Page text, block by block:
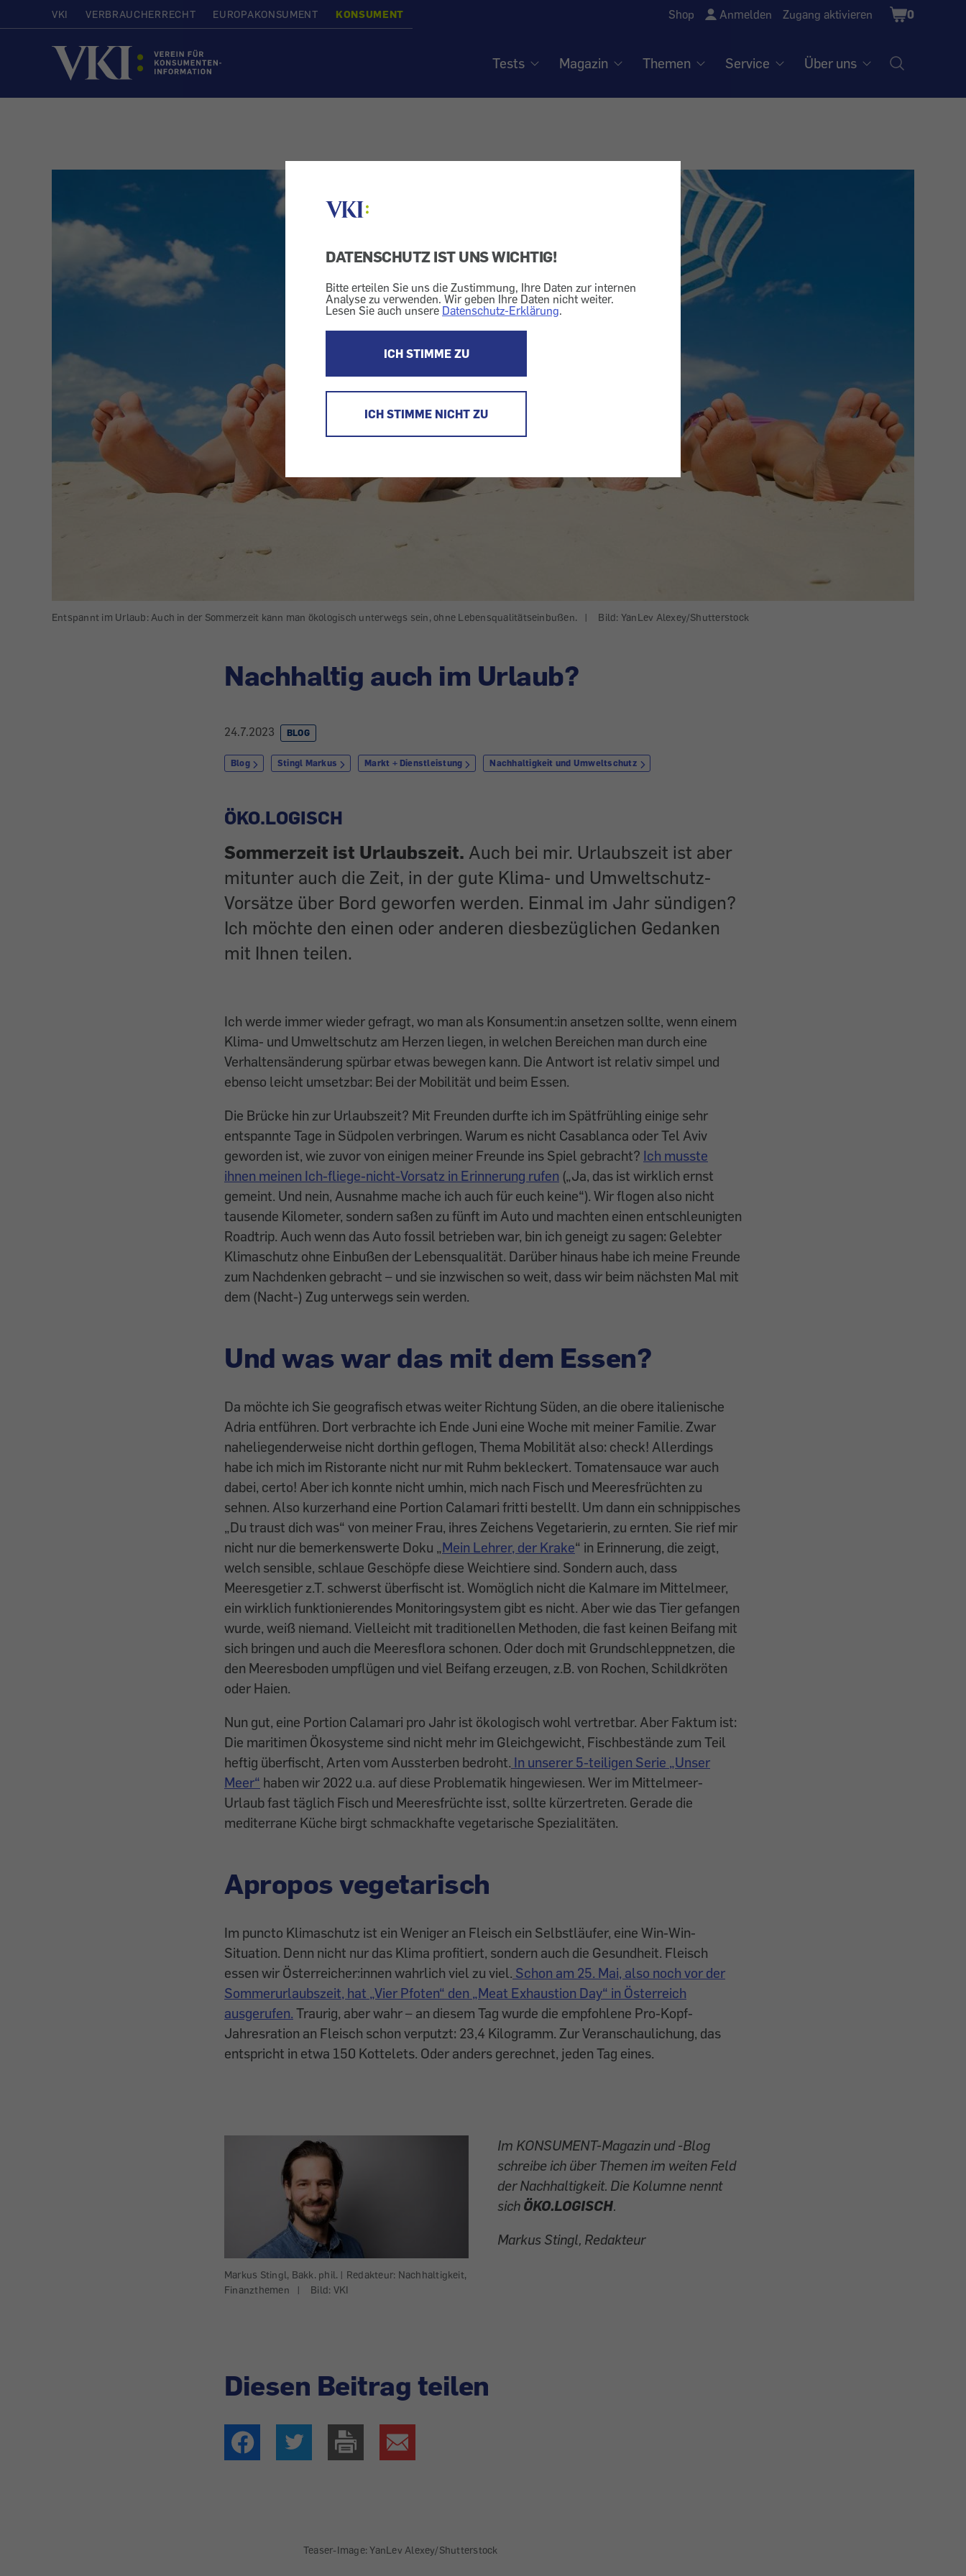
DATENSCHUTZ IST UNS WICHTIG!
Bitte erteilen Sie uns die Zustimmung, Ihre Daten zur internen
Analyse zu verwenden. Wir geben Ihre Daten nicht weiter.
Lesen Sie auch unsere Datenschutz-Erklärung.
ICH STIMME ZU
ICH STIMME NICHT ZU
VKI VERBRAUCHERRECHT EUROPAKONSUMENT KONSUMENT Shop Anmelden Zugang aktivieren
Shopping
Cart
0
Startseite
Tests Magazin Themen Service Über uns
Entspannt im Urlaub: Auch in der Sommerzeit kann man ökologisch unterwegs sein, ohne Lebensqualitätseinbußen. | Bild: YanLev Alexey/Shutterstock
Nachhaltig auch im Urlaub?
24.7.2023 BLOG
Blog Stingl Markus Markt + Dienstleistung Nachhaltigkeit und Umweltschutz
ÖKO.LOGISCH
Sommerzeit ist Urlaubszeit. Auch bei mir. Urlaubszeit ist aber
mitunter auch die Zeit, in der gute Klima- und Umweltschutz-
Vorsätze über Bord geworfen werden. Einmal im Jahr sündigen?
Ich möchte den einen oder anderen diesbezüglichen Gedanken
mit Ihnen teilen.
Ich werde immer wieder gefragt, wo man als Konsument:in ansetzen sollte, wenn einem
Klima- und Umweltschutz am Herzen liegen, in welchen Bereichen man durch eine
Verhaltensänderung spürbar etwas bewegen kann. Die Antwort ist relativ simpel und
ebenso leicht umsetzbar: Bei der Mobilität und beim Essen.
Die Brücke hin zur Urlaubszeit? Mit Freunden durfte ich im Spätfrühling einige sehr
entspannte Tage in Südpolen verbringen. Warum es nicht Casablanca oder Tel Aviv
geworden ist, wie zuvor von einigen meiner Freunde ins Spiel gebracht? Ich musste
ihnen meinen Ich-fliege-nicht-Vorsatz in Erinnerung rufen („Ja, das ist wirklich ernst
gemeint. Und nein, Ausnahme mache ich auch für euch keine“). Wir flogen also nicht
tausende Kilometer, sondern saßen zu fünft im Auto und machten einen entschleunigten
Roadtrip. Auch wenn das Auto fossil betrieben war, bin ich geneigt zu sagen: Gelebter
Klimaschutz ohne Einbußen der Lebensqualität. Darüber hinaus habe ich meine Freunde
zum Nachdenken gebracht – und sie inzwischen so weit, dass wir beim nächsten Mal mit
dem (Nacht-) Zug unterwegs sein werden.
Und was war das mit dem Essen?
Da möchte ich Sie geografisch etwas weiter Richtung Süden, an die obere italienische
Adria entführen. Dort verbrachte ich Ende Juni eine Woche mit meiner Familie. Zwar
naheliegenderweise nicht dorthin geflogen, Thema Mobilität also: check! Allerdings
habe ich mich im Ristorante nicht nur mit Ruhm bekleckert. Tomatensauce war auch
dabei, certo! Aber ich konnte nicht umhin, mich nach Fisch und Meeresfrüchten zu
sehnen. Also kurzerhand eine Portion Calamari fritti bestellt. Um dann ein schnippisches
„Du traust dich was“ von meiner Frau, ihres Zeichens Vegetarierin, zu ernten. Sie rief mir
nicht nur die bemerkenswerte Doku „Mein Lehrer, der Krake“ in Erinnerung, die zeigt,
welch sensible, schlaue Geschöpfe diese Weichtiere sind. Sondern auch, dass
Meeresgetier z.T. schwerst überfischt ist. Womöglich nicht die Kalmare im Mittelmeer,
ein wirklich funktionierendes Monitoringsystem gibt es nicht. Aber wie das Tier gefangen
wurde, weiß niemand. Vielleicht mit traditionellen Methoden, die fast keinen Beifang mit
sich bringen und auch die Meeresflora schonen. Oder doch mit Grundschleppnetzen, die
den Meeresboden umpflügen und viel Beifang erzeugen, z.B. von Rochen, Schildkröten
oder Haien.
Nun gut, eine Portion Calamari pro Jahr ist ökologisch wohl vertretbar. Aber Faktum ist:
Die maritimen Ökosysteme sind nicht mehr im Gleichgewicht, Fischbestände zum Teil
heftig überfischt, Arten vom Aussterben bedroht. In unserer 5-teiligen Serie „Unser
Meer“ haben wir 2022 u.a. auf diese Problematik hingewiesen. Wer im Mittelmeer-
Urlaub fast täglich Fisch und Meeresfrüchte isst, sollte kürzertreten. Gerade die
mediterrane Küche birgt schmackhafte vegetarische Spezialitäten.
Apropos vegetarisch
Im puncto Klimaschutz ist ein Weniger an Fleisch ein Selbstläufer, eine Win-Win-
Situation. Denn nicht nur das Klima profitiert, sondern auch die Gesundheit. Fleisch
essen wir Österreicher:innen wahrlich viel zu viel. Schon am 25. Mai, also noch vor der
Sommerurlaubszeit, hat „Vier Pfoten“ den „Meat Exhaustion Day“ in Österreich
ausgerufen. Traurig, aber wahr – an diesem Tag wurde die empfohlene Pro-Kopf-
Jahresration an Fleisch schon verputzt: 23,4 Kilogramm. Zur Veranschaulichung, das
entspricht in etwa 150 Kottelets. Oder anders gerechnet, jeden Tag eines.
Markus Stingl, Bakk. phil. | Redakteur: Nachhaltigkeit,
Finanzthemen
| Bild: VKI
Im KONSUMENT-Magazin und -Blog
schreibe ich über Themen im weiten Feld
der Nachhaltigkeit. Die Kolumne nennt
sich ÖKO.LOGISCH.
Markus Stingl, Redakteur
Diesen Beitrag teilen
Teaser-Image: YanLev Alexey/Shutterstock